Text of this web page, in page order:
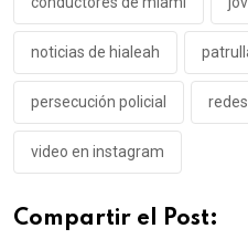
noticias de hialeah
persecución policial
video en instagram
Compartir el Post: